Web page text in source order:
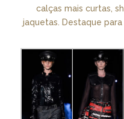
calças mais curtas,
jaquetas. Destaque